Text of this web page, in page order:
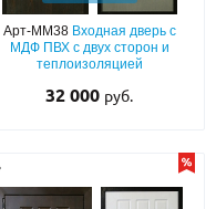
Арт-ММ38 Входная дверь с
МДФ ПВХ с двух сторон и
теплоизоляцией
32 000 руб.